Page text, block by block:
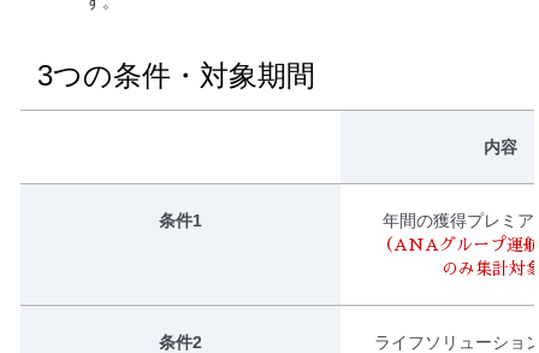
3つの条件・対象期間
内容
条件1 年間の獲得プレミ
（ANAグループ運
のみ集計対
条件2
ライフソリューショ